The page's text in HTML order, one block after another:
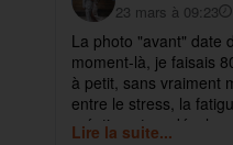
23 mars à 09:23
La photo "avant" date
moment-là, je faisais
à petit, sans vraiment
entre le stress, la
création et au
Lire la suite...